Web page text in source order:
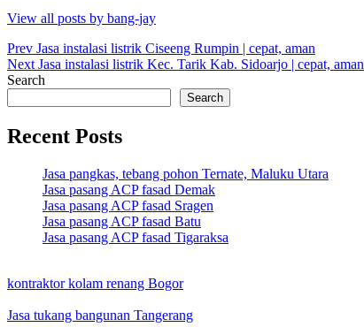
View all posts by bang-jay
Post
navigation
Prev Jasa instalasi listrik Ciseeng Rumpin | cepat, aman
Next Jasa instalasi listrik Kec. Tarik Kab. Sidoarjo | cepat, aman
Search
Search
Recent Posts
Jasa pangkas, tebang pohon Ternate, Maluku Utara
Jasa pasang ACP fasad Demak
Jasa pasang ACP fasad Sragen
Jasa pasang ACP fasad Batu
Jasa pasang ACP fasad Tigaraksa
kontraktor kolam renang Bogor
Jasa tukang bangunan Tangerang